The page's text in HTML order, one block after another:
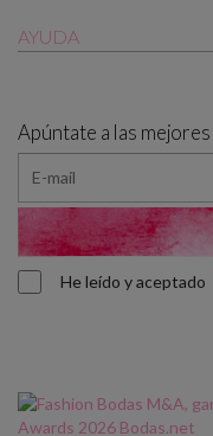
AYUDA
Apúntate a las mejores
He leído y aceptado